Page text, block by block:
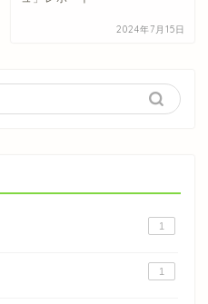
2024年7月15日
1
1